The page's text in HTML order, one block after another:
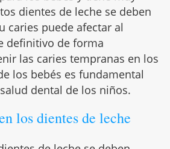
dientes de leche se deben
caries puede afectar al
definitivo de forma
las caries tempranas en los
los bebés es fundamental
dental de los niños.
los dientes de leche